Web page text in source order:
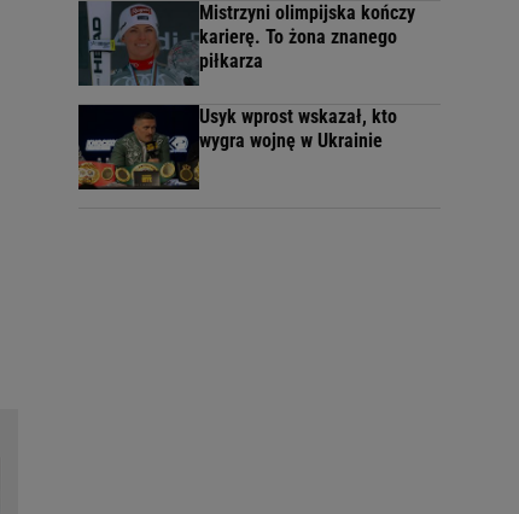
Mistrzyni olimpijska kończy
karierę. To żona znanego
piłkarza
Usyk wprost wskazał, kto
wygra wojnę w Ukrainie